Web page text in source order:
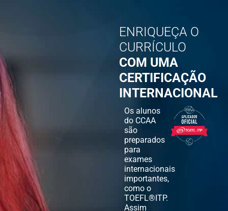
ENRIQUEÇA O
CURRÍCULO
COM UMA
CERTIFICAÇÃO
INTERNACIONAL
Os alunos
do CCAA
são
preparados
para
exames
internacionais
importantes,
como o
TOEFL®ITP.
Assim